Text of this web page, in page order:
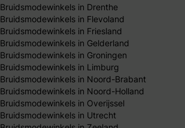
Bruidsmodewinkels in Drenthe
Bruidsmodewinkels in Flevoland
Bruidsmodewinkels in Friesland
Bruidsmodewinkels in Gelderland
Bruidsmodewinkels in Groningen
Bruidsmodewinkels in Limburg
Bruidsmodewinkels in Noord-Brabant
Bruidsmodewinkels in Noord-Holland
Bruidsmodewinkels in Overijssel
Bruidsmodewinkels in Utrecht